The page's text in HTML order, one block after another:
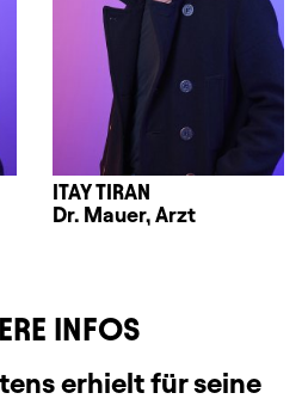
ITAY TIRAN
Dr. Mauer, Arzt
INFOS
erhielt für seine